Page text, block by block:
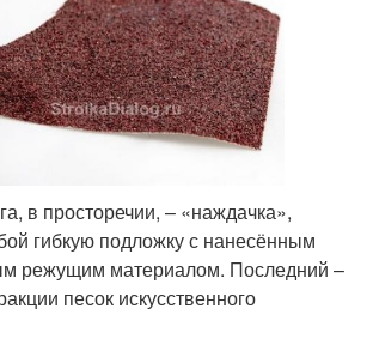
в просторечии, – «наждачка»,
гибкую подложку с нанесённым
режущим материалом. Последний –
песок искусственного